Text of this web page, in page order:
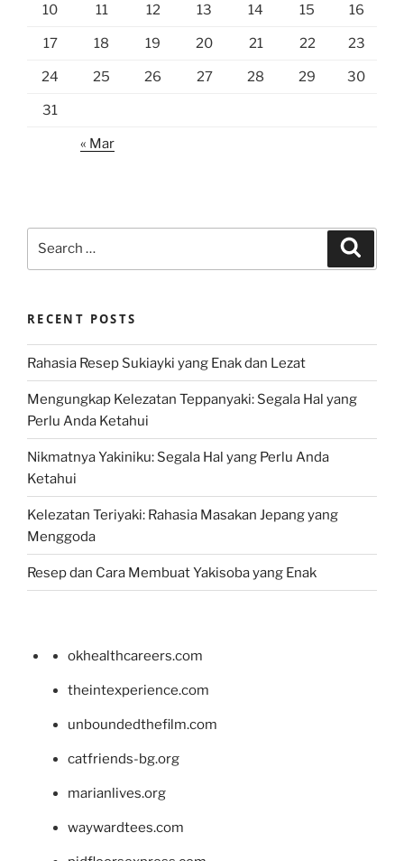
10 11 12 13 14 15 16
17 18 19 20 21 22 23
24 25 26 27 28 29 30
31
« Mar
RECENT POSTS
Rahasia Resep Sukiayki yang Enak dan Lezat
Mengungkap Kelezatan Teppanyaki: Segala Hal yang
Perlu Anda Ketahui
Nikmatnya Yakiniku: Segala Hal yang Perlu Anda
Ketahui
Kelezatan Teriyaki: Rahasia Masakan Jepang yang
Menggoda
Resep dan Cara Membuat Yakisoba yang Enak
okhealthcareers.com
theintexperience.com
unboundedthefilm.com
catfriends-bg.org
marianlives.org
waywardtees.com